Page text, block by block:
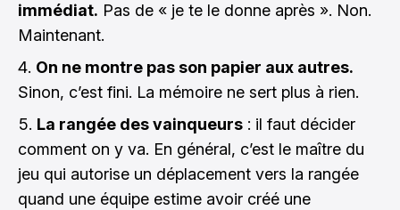
immédiat. Pas de « je te le donne après ». Non.
Maintenant.
On ne montre pas son papier aux autres.
Sinon, c’est fini. La mémoire ne sert plus à rien.
La rangée des vainqueurs : il faut décider
comment on y va. En général, c’est le maître du
jeu qui autorise un déplacement vers la rangée
quand une équipe estime avoir créé une